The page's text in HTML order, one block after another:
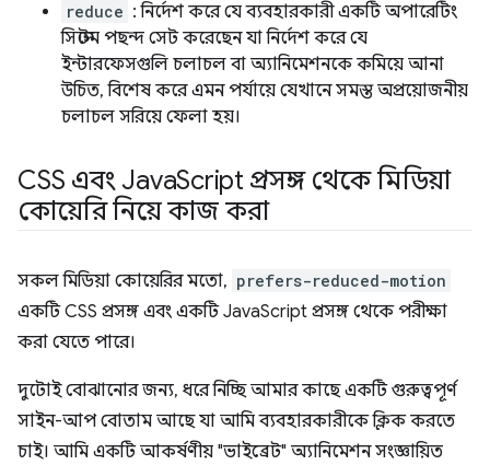
reduce : নির্দেশ করে যে ব্যবহারকারী একটি অপারেটিং
সিস্টেম পছন্দ সেট করেছেন যা নির্দেশ করে যে
ইন্টারফেসগুলি চলাচল বা অ্যানিমেশনকে কমিয়ে আনা
উচিত, বিশেষ করে এমন পর্যায়ে যেখানে সমস্ত অপ্রয়োজনীয়
চলাচল সরিয়ে ফেলা হয়।
CSS এবং JavaScript প্রসঙ্গ থেকে মিডিয়া
কোয়েরি নিয়ে কাজ করা
সকল মিডিয়া কোয়েরির মতো, prefers-reduced-motion
একটি CSS প্রসঙ্গ এবং একটি JavaScript প্রসঙ্গ থেকে পরীক্ষা
করা যেতে পারে।
দুটোই বোঝানোর জন্য, ধরে নিচ্ছি আমার কাছে একটি গুরুত্বপূর্ণ
সাইন-আপ বোতাম আছে যা আমি ব্যবহারকারীকে ক্লিক করতে
চাই। আমি একটি আকর্ষণীয় "ভাইব্রেট" অ্যানিমেশন সংজ্ঞায়িত